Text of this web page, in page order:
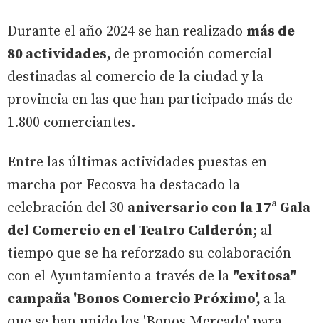
Durante el año 2024 se han realizado más de
80 actividades, de promoción comercial
destinadas al comercio de la ciudad y la
provincia en las que han participado más de
1.800 comerciantes.
Entre las últimas actividades puestas en
marcha por Fecosva ha destacado la
celebración del 30 aniversario con la 17ª Gala
del Comercio en el Teatro Calderón; al
tiempo que se ha reforzado su colaboración
con el Ayuntamiento a través de la "exitosa"
campaña 'Bonos Comercio Próximo', a la